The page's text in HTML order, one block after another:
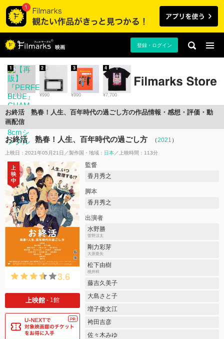
映画 登録・ログイン
¥1,650
1
¥990
2
¥990
3
¥7,700
4
お終活 熟春！人生、百年時代の過ごし方の作品情報・感想・評価・動
画配信
お終活 熟春！人生、百年時代の過ごし方 （2021 ）
上映日：2021年05月21日 製作国・地域： 日本 上映時間：113分
3.6
上映館 - 1館
監督
香月秀之
脚本
香月秀之
出演者
水野勝
菅野涼太
剛力彩芽
大原亜矢
松下由樹
桃井梓
藤吉久美子
大島さと子
増子倭文江
袴田吉彦
佐々木みゆ